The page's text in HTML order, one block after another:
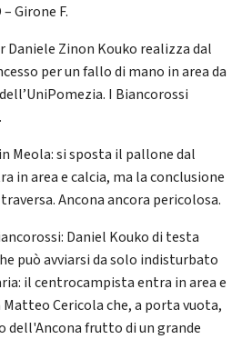
Girone F.
Daniele Zinon Kouko realizza dal
per un fallo di mano in area da
I Biancorossi
Meola: si sposta il pallone dal
in area e calcia, ma la conclusione
Ancona ancora pericolosa.
Daniel Kouko di testa
può avviarsi da solo indisturbato
il centrocampista entra in area e
Matteo Cericola che, a porta vuota,
dell'Ancona frutto di un grande